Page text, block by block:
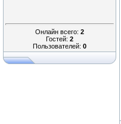
Онлайн всего: 2
Гостей: 2
Пользователей: 0